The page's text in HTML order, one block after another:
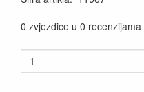
0 zvjezdice u 0 recenzijama